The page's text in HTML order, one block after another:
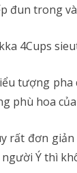
đun trong
tượng pha
phù hoa
rất đơn
Ý thì